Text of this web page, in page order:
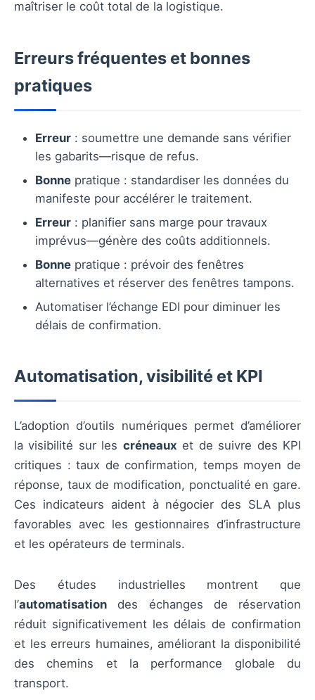
maîtriser le coût total de la logistique.
Erreurs fréquentes et bonnes
pratiques
Erreur : soumettre une demande sans vérifier
les gabarits—risque de refus.
Bonne pratique : standardiser les données du
manifeste pour accélérer le traitement.
Erreur : planifier sans marge pour travaux
imprévus—génère des coûts additionnels.
Bonne pratique : prévoir des fenêtres
alternatives et réserver des fenêtres tampons.
Automatiser l’échange EDI pour diminuer les
délais de confirmation.
Automatisation, visibilité et KPI
L’adoption d’outils numériques permet d’améliorer
la visibilité sur les créneaux et de suivre des KPI
critiques : taux de confirmation, temps moyen de
réponse, taux de modification, ponctualité en gare.
Ces indicateurs aident à négocier des SLA plus
favorables avec les gestionnaires d’infrastructure
et les opérateurs de terminals.
Des études industrielles montrent que
l’automatisation des échanges de réservation
réduit significativement les délais de confirmation
et les erreurs humaines, améliorant la disponibilité
des chemins et la performance globale du
transport.